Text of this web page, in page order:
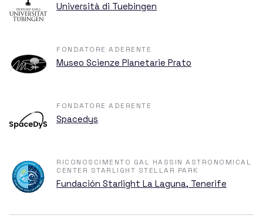
Contatti
Università di Tuebingen
FONDATORE ADERENTE
Museo Scienze Planetarie Prato
FONDATORE ADERENTE
Spacedys
RICONOSCIMENTO GAL HASSIN ASTRONOMICAL
CENTER STARLIGHT STELLAR PARK
Fundación Starlight La Laguna, Tenerife